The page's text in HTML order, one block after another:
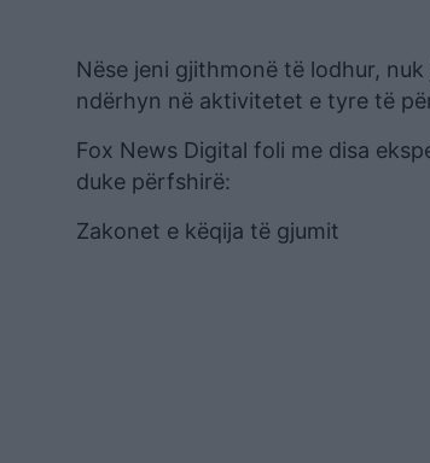
Nëse jeni gjithmonë të lodhur,
ndërhyn në aktivitetet e tyre të
Fox News Digital foli me disa
duke përfshirë:
Zakonet e këqija të gjumit